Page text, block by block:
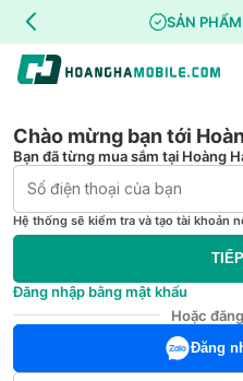
SẢN
Chào mừng bạn tới
Bạn đã từng mua sắm tại Hoàng
Hệ thống sẽ kiểm tra và tạo tài khoản
Đăng nhập bằng mật khẩu
Hoặc
Đăng